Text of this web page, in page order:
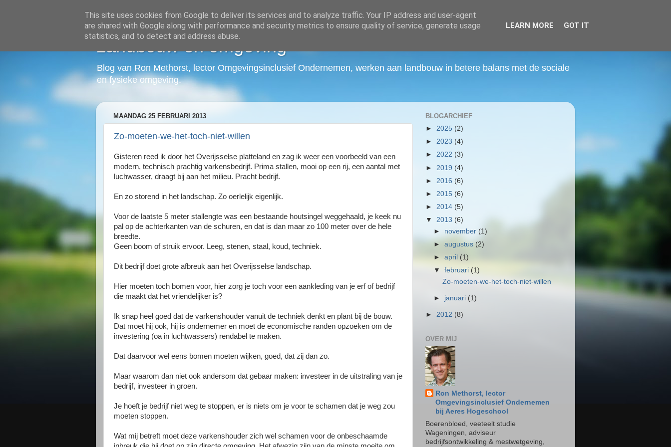
Landbouw en omgeving
Blog van Ron Methorst, lector Omgevingsinclusief Ondernemen, werken aan landbouw in betere balans met de sociale
en fysieke omgeving.
MAANDAG 25 FEBRUARI 2013
Zo-moeten-we-het-toch-niet-willen
Gisteren reed ik door het Overijsselse platteland en zag ik weer een voorbeeld van een
modern, technisch prachtig varkensbedrijf. Prima stallen, mooi op een rij, een aantal met
luchwasser, draagt bij aan het milieu. Pracht bedrijf.
En zo storend in het landschap. Zo oerlelijk eigenlijk.
Voor de laatste 5 meter stallengte was een bestaande houtsingel weggehaald, je keek nu
pal op de achterkanten van de schuren, en dat is dan maar zo 100 meter over de hele
breedte.
Geen boom of struik ervoor. Leeg, stenen, staal, koud, techniek.
Dit bedrijf doet grote afbreuk aan het Overijsselse landschap.
Hier moeten toch bomen voor, hier zorg je toch voor een aankleding van je erf of bedrijf
die maakt dat het vriendelijker is?
Ik snap heel goed dat de varkenshouder vanuit de techniek denkt en plant bij de bouw.
Dat moet hij ook, hij is ondernemer en moet de economische randen opzoeken om de
investering (oa in luchtwassers) rendabel te maken.
Dat daarvoor wel eens bomen moeten wijken, goed, dat zij dan zo.
Maar waarom dan niet ook andersom dat gebaar maken: investeer in de uitstraling van je
bedrijf, investeer in groen.
Je hoeft je bedrijf niet weg te stoppen, er is niets om je voor te schamen dat je weg zou
moeten stoppen.
Wat mij betreft moet deze varkenshouder zich wel schamen voor de onbeschaamde
BLOGARCHIEF
► 2025 (2)
► 2023 (4)
► 2022 (3)
► 2019 (4)
► 2016 (6)
► 2015 (6)
► 2014 (5)
▼ 2013 (6)
► november(1)
►augustus(2)
►april (1)
▼februari (1)
Zo-moeten-we-het-toch-niet-willen
► januari (1)
► 2012 (8)
OVER MIJ
Ron Methorst, lector
Omgevingsinclusief Ondernemen
bij Aeres Hogeschool
Boerenbloed, veeteelt studie
Wageningen, adviseur
bedrijfsontwikkeling & mestwetgeving,
This site uses cookies from Google to deliver its services and to analyze traffic. Your IP address and user-agent
are shared with Google along with performance and security metrics to ensure quality of service, generate usage
statistics, and to detect and address abuse.
LEARN MORE GOT IT